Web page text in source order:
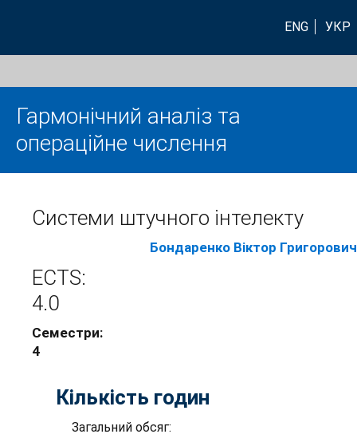
ENG УКР
Гармонічний аналіз та
операційне числення
Системи штучного інтелекту
Бондаренко Віктор Григорович
ECTS:
4.0
Семестри:
4
Кількість годин
Загальний обсяг: